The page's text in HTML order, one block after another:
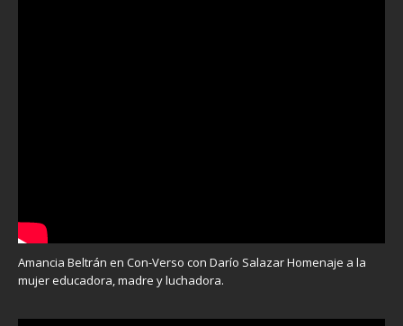
Amancia Beltrán en Con-Verso con Darío Salazar Homenaje a la
mujer educadora, madre y luchadora.